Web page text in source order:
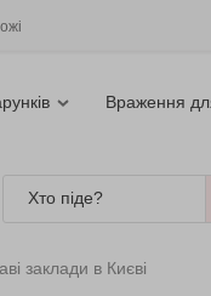
Враження
Хто піде?
заклади в Києві